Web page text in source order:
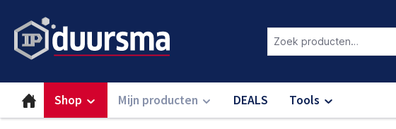
Shop Mijn producten DEALS Tools